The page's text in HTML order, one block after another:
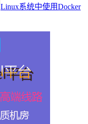
Linux系统中使用Docker